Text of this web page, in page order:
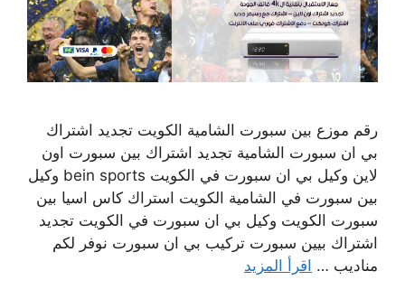
رقم موزع بين سبورت الشامية الكويت تجديد اشتراك
بي ان سبورت الشامية تجديد اشتراك بين سبورت اون
لاين وكيل بي ان سبورت في الكويت bein sports وكيل
بين سبورت في الشامية الكويت استراك كاس اسيا بين
سبورت الكويت وكيل بي ان سبورت في الكويت تجديد
اشتراك بيين سبورت تركيب بي ان سبورت نوفر لكم
مناديب … اقرأ المزيد